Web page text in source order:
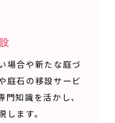
場合や新たな庭づ
庭石の移設サービ
門知識を活かし、
ます。